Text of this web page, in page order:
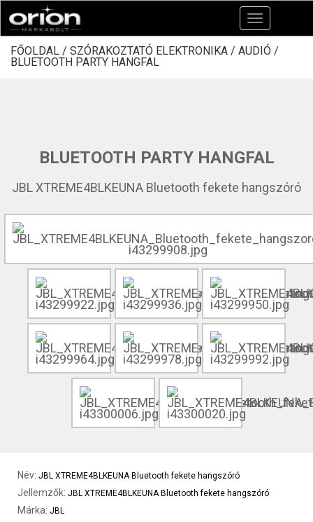
Toggle
navigation
FŐOLDAL / SZÓRAKOZTATÓ ELEKTRONIKA / AUDIÓ /
BLUETOOTH PARTY HANGFAL
BLUETOOTH PARTY HANGFAL
JBL XTREME4BLKEUNA Bluetooth fekete hangszóró
Név: JBL XTREME4BLKEUNA Bluetooth fekete hangszóró
Jellemzők: JBL XTREME4BLKEUNA Bluetooth fekete hangszóró
Márka: JBL